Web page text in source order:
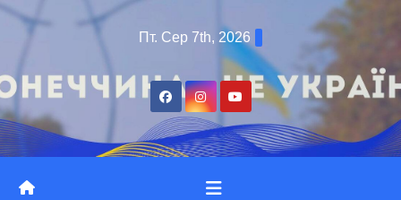
Перейти
Пт. Сер 7th, 2026